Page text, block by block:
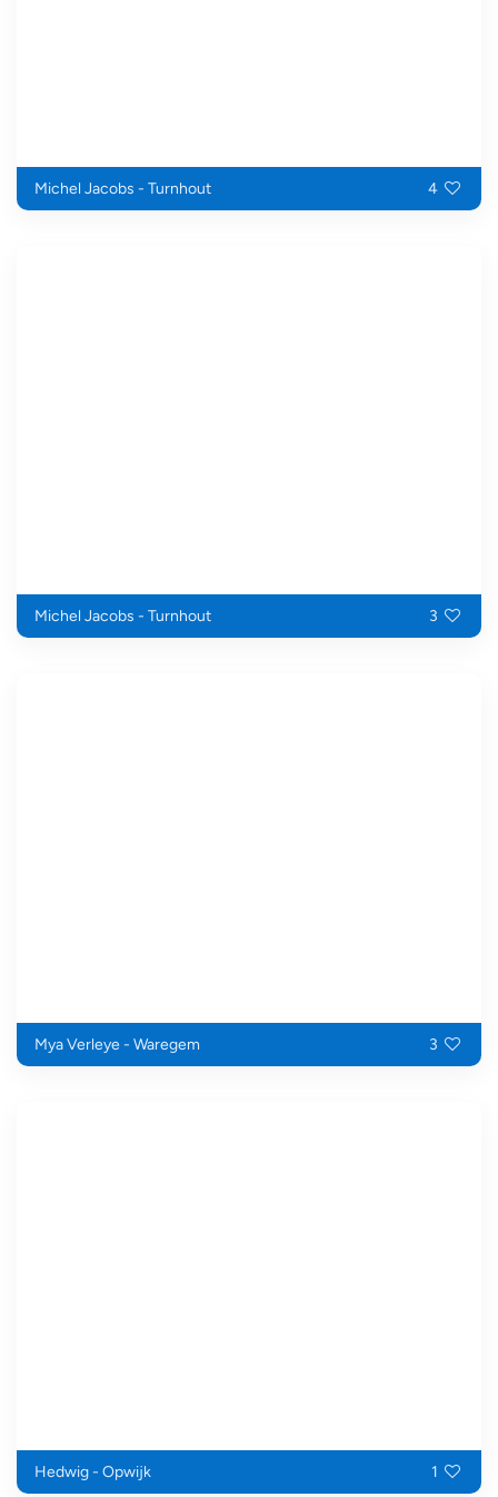
Michel Jacobs - Turnhout 4
Michel Jacobs - Turnhout 3
Mya Verleye - Waregem 3
Hedwig - Opwijk 1